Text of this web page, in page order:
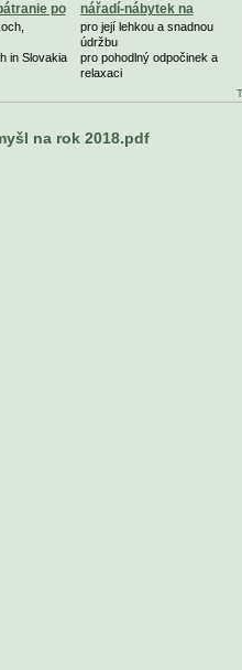
po
in Slovakia
nářadí-nábytek na
zahradu
pro její lehkou a snadnou
údržbu
pro pohodlný odpočinek a
relaxaci
na rok 2018.pdf